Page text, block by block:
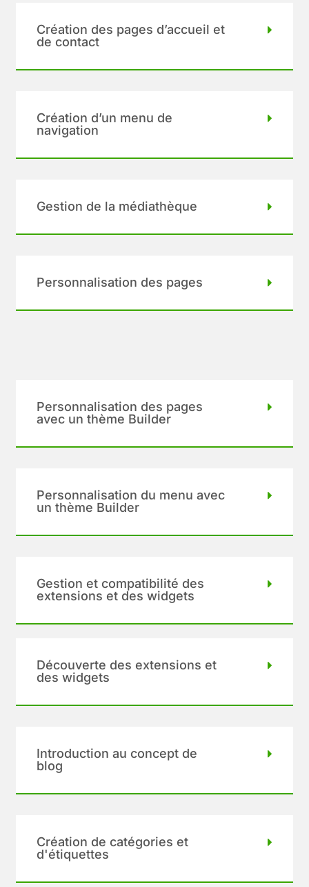
Création des pages d’accueil et
de contact
Création d’un menu de
navigation
Gestion de la médiathèque
Personnalisation des pages
Personnalisation des pages
avec un thème Builder
Personnalisation du menu avec
un thème Builder
Gestion et compatibilité des
extensions et des widgets
Découverte des extensions et
des widgets
Introduction au concept de
blog
Création de catégories et
d'étiquettes